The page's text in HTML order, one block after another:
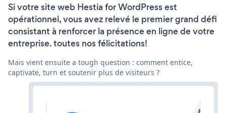
Si votre site web Hestia for WordPress est
opérationnel, vous avez relevé le premier grand défi
consistant à renforcer la présence en ligne de votre
entreprise. toutes nos félicitations!
Mais vient ensuite a tough question : comment entice,
captivate, turn et soutenir plus de visiteurs ?